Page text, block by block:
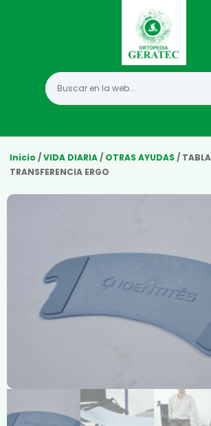
Movilidad
Mastectomia
Inicio /VIDA DIARIA/ OTRAS AYUDAS /
TRANSFERENCIA ERGO